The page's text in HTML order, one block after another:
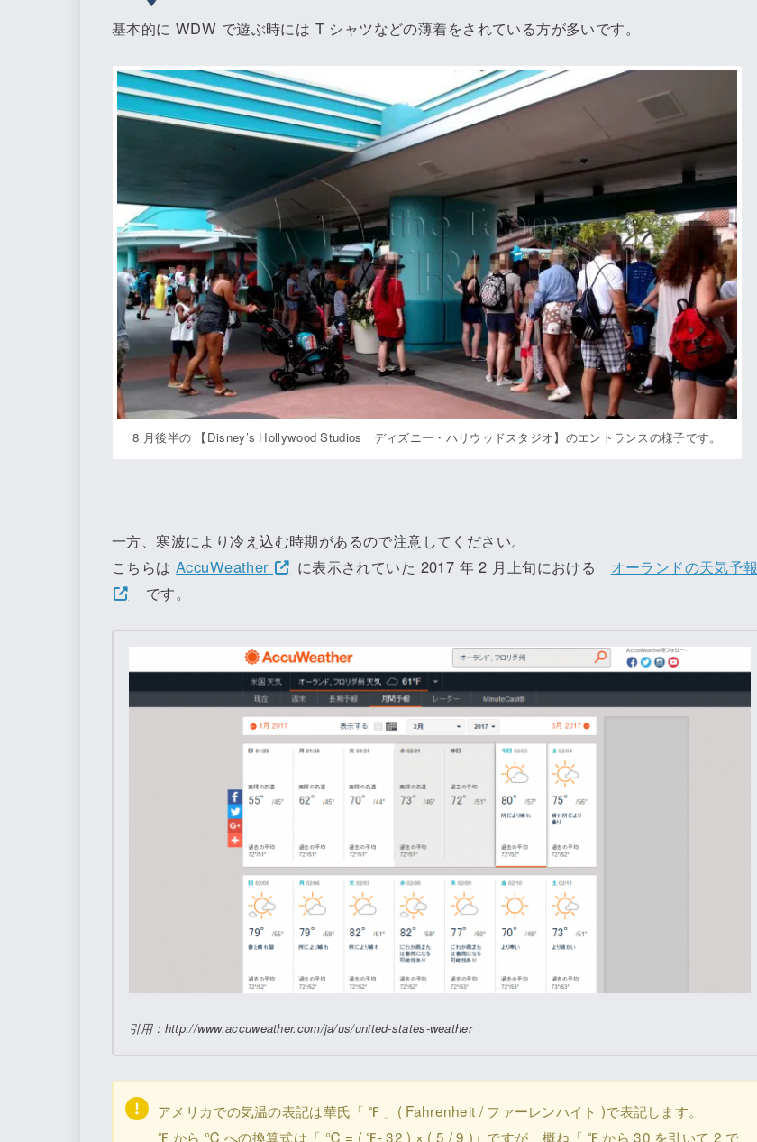
基本的に WDW で遊ぶ時には T シャツなどの薄着をされている方が多いです。
8 月後半の 【Disney’s Hollywood Studios ディズニー・ハリウッドスタジオ】のエントランスの様子です。
一方、寒波により冷え込む時期があるので注意してください。
こちらはAccuWeather に表示されていた 2017 年 2 月上旬における オーランドの天気予報
です。
引用：http://www.accuweather.com/ja/us/united-states-weather
アメリカでの気温の表記は華氏「 ℉ 」( Fahrenheit / ファーレンハイト )で表記します。
℉ から ℃ への換算式は「 ℃ = ( ℉- 32 ) × ( 5 / 9 )」ですが、概ね「 ℉ から 30 を引いて 2 で